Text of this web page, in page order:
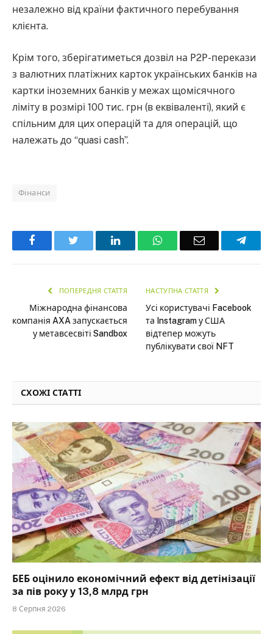
незалежно від країни фактичного перебування
клієнта.
Крім того, зберігатиметься дозвіл на Р2Р-перекази
з валютних платіжних карток українських банків на
картки іноземних банків у межах щомісячного
ліміту в розмірі 100 тис. грн (в еквіваленті), який є
спільним для цих операцій та для операцій, що
належать до “quasi cash”.
Фінанси
Facebook LinkedInWhatsAppEmail
ПОПЕРЕДНЯ СТАТТЯ
Міжнародна фінансова
компанія AXA запускається
у метавсесвіті Sandbox
НАСТУПНА СТАТТЯ
Усі користувачі Facebook
та Instagram у США
відтепер можуть
публікувати свої NFT
СХОЖІ СТАТТІ
БЕБ оцінило економічний ефект від детінізації
за пів року у 13,8 млрд грн
8 Серпня 2026